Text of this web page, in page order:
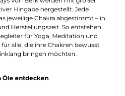
Hingabe hergestellt. Jede
jeweilige Chakra abgestimmt – in
Herstellungszeit. So entstehen
für Yoga, Meditation und
alle, die ihre Chakren bewusst
bringen möchten.
Öle entdecken